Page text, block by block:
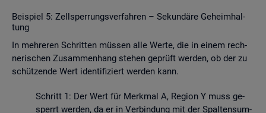
Bei­spiel 5: Zell­sper­rungs­ver­fah­ren – Se­kun­dä­re Ge­heim­hal­
tung
In meh­re­ren Schrit­ten müs­sen alle Werte, die in einem rech­
ne­ri­schen Zu­sam­men­hang ste­hen ge­prüft wer­den, ob der zu
schüt­zen­de Wert iden­ti­fi­ziert wer­den kann.
Schritt 1: Der Wert für Merk­mal A, Re­gi­on Y muss ge­
sperrt wer­den, da er in Ver­bin­dung mit der Spal­ten­sum­